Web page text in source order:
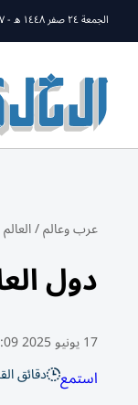
الجمعة ٢٤ صفر ١٤٤٨ ه - ٠٧ أغسطس ٢٠٢٦
عرب وعالم/العالم
دول
17 يونيو 2025 11:09 صباحًا
استمع دقائق